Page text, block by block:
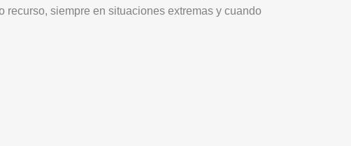
siempre en situaciones extremas y cuando